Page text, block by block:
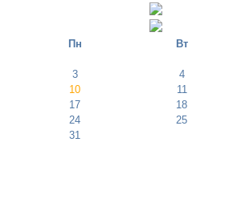
Пн Вт
3 4
10
11
17
18
24
25
31